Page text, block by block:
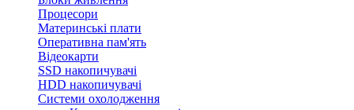
Процесори
Материнські плати
Оперативна пам'ять
Відеокарти
SSD накопичувачі
HDD накопичувачі
Системи охолодження